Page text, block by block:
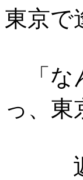
東京で
「な
っ、東
返